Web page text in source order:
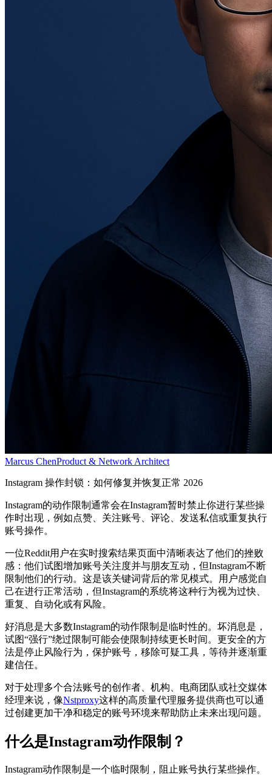
Marcus ChenProduct & Network Architect
Instagram 操作封锁：如何修复并恢复正常 2026
Instagram的动作限制通常会在Instagram暂时禁止你进行某些操
作时出现，例如点赞、关注账号、评论、发送私信或重复执行
账号操作。
一位Reddit用户在实时搜索结果页面中清晰表达了他们的挫败
感：他们试图增加账号关注度并与朋友互动，但Instagram不断
限制他们的行动。这是该关键词背后的常见模式。用户感觉自
己在进行正常活动，但Instagram的系统将这种行为视为过快、
重复、自动化或有风险。
好消息是大多数Instagram的动作限制是临时性的。坏消息是，
试图“强行”绕过限制可能会使限制持续更长时间。更安全的方
法是停止风险行为，保护账号，移除可疑工具，等待并逐渐重
建信任。
对于处理多个合法账号的创作者、机构、电商团队或社交媒体
经理来说，像Nstproxy这样的高质量代理服务提供商也可以通
过创建更加干净和稳定的账号环境来帮助防止未来出现问题。
什么是Instagram动作限制？
Instagram动作限制是一个临时限制，阻止账号执行某些操作。